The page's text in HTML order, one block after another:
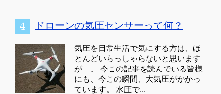
ドローンの気圧センサーって何？
気圧を日常生活で気にする方は、ほ
とんどいらっしゃらないと思います
が…。 今この記事を読んでいる皆様
にも、今この瞬間、大気圧がかかっ
ています。 水圧で...